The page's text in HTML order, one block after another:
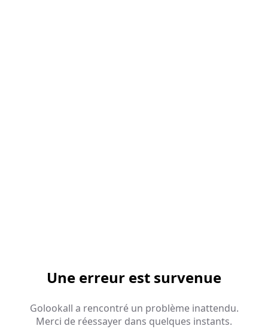
Une erreur est survenue
Golookall a rencontré un problème inattendu.
Merci de réessayer dans quelques instants.